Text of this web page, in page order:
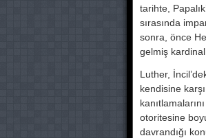
tarihte,
sırasında
sonra, önce
gelmiş
Luther,
kendisine
otoritesi­ne
davrandığı